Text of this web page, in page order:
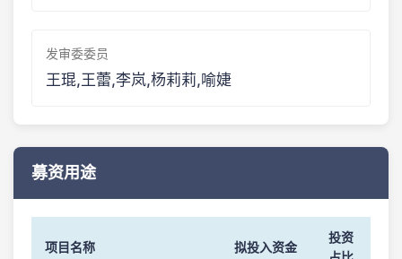
发审委委员
王琨,王蕾,李岚,杨莉莉,喻婕
募资用途
项目名称 拟投入资金
投资